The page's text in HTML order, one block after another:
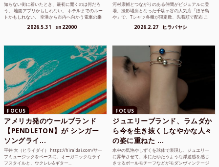
知らない街に着いたとき、最初に開くのは何だろ
う。 地図アプリかもしれない。 ホテルまでのルー
トかもしれない。 空港から市内へ向かう電車の乗
2026.5.31 sn22000
河村康輔とつながりのある仲間がビジュアルに登
場。撮影場所となった千駄ヶ谷の人気店「ほそ島
や」で、Tシャツ各種が限定数、先着順で配布 こ
2026.2.27 ヒラバヤシ
FOCUS
アメリカ発のウールブランド
【PENDLETON】が シンガー
ソングライ...
平井 大（ヒライダイ） https://hiraidai.com/サー
フミュージックをベースに、オーガニックなライ
フスタイルと、ウクレレ&ギター...
FOCUS
ジュエリーブランド、ラムダか
ら今を生き抜くしなやかな人々
の姿に重ねた ...
水中の気泡やしずくを球体で表現し、ジュエリー
に昇華させて、水にたゆたうような浮遊感を感じ
させるボールモチーフなどがモダンヴィンテージ